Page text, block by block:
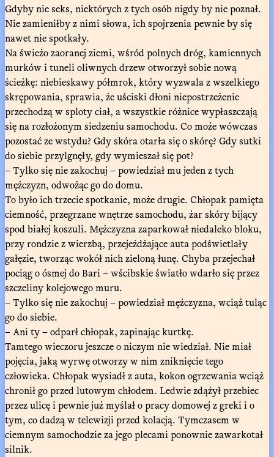
Gdyby nie seks, niektórych z tych osób nigdy by nie poznał.
Nie zamieniłby z nimi słowa, ich spojrzenia pewnie by się
nawet nie spotkały.
Na świeżo zaoranej ziemi, wśród polnych dróg, kamiennych
murków i tuneli oliwnych drzew otworzył sobie nową
ścieżkę: niebieskawy półmrok, który wyzwala z wszelkiego
skrępowania, sprawia, że uściski dłoni niepostrzeżenie
przechodzą w sploty ciał, a wszystkie różnice wypłaszczają
się na rozłożonym siedzeniu samochodu. Co może wówczas
pozostać ze wstydu? Gdy skóra otarła się o skórę? Gdy sutki
do siebie przylgnęły, gdy wymieszał się pot?
– Tylko się nie zakochuj – powiedział mu jeden z tych
mężczyzn, odwożąc go do domu.
To było ich trzecie spotkanie, może drugie. Chłopak pamięta
ciemność, przegrzane wnętrze samochodu, żar skóry bijący
spod białej koszuli. Mężczyzna zaparkował niedaleko bloku,
przy rondzie z wierzbą, przejeżdżające auta podświetlały
gałęzie, tworząc wokół nich zieloną łunę. Chyba przejechał
pociąg o ósmej do Bari – wścibskie światło wdarło się przez
szczeliny kolejowego muru.
– Tylko się nie zakochuj – powiedział mężczyzna, wciąż tuląc
go do siebie.
– Ani ty – odparł chłopak, zapinając kurtkę.
Tamtego wieczoru jeszcze o niczym nie wiedział. Nie miał
pojęcia, jaką wyrwę otworzy w nim zniknięcie tego
człowieka. Chłopak wysiadł z auta, kokon ogrzewania wciąż
chronił go przed lutowym chłodem. Ledwie zdążył przebiec
przez ulicę i pewnie już myślał o pracy domowej z greki i o
tym, co dadzą w telewizji przed kolacją. Tymczasem w
ciemnym samochodzie za jego plecami ponownie zawarkotał
silnik.